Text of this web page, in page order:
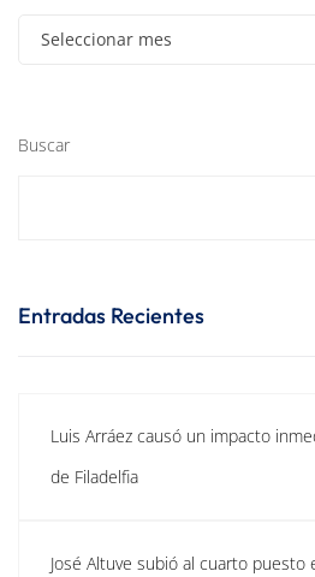
Seleccionar mes
Buscar
Entradas Recientes
Luis Arráez causó un impacto
de Filadelfia
José Altuve subió al cuarto puesto